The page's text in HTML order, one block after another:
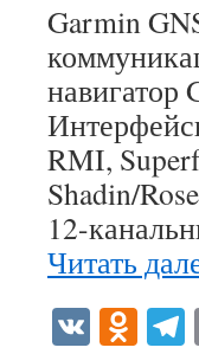
Garmin
навигатор
RMI,
Shadin/
12-
Читать
VK